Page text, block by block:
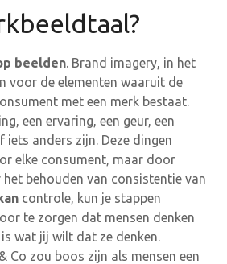
beelden . Brand imagery, in het
voor de elementen waaruit de
met een merk bestaat.
een ervaring, een geur, een
iets anders zijn. Deze dingen
elke consument, maar door
behouden van consistentie van
kan controle, kun je stappen
te zorgen dat mensen denken
wat jij wilt dat ze denken.
Co zou boos zijn als mensen een